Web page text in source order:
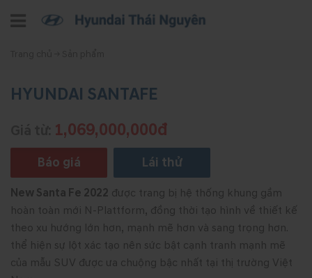
HYUNDAI SANTAFE
1,069,000,000đ
Báo giá Lái thử
New Santa Fe 2022 được trang bị hệ thống khung gầm
hoàn toàn mới N-Plattform, đồng thời tạo hình về thiết kế
theo xu hướng lớn hơn, mạnh mẽ hơn và sang trọng hơn.
thể hiện sự lột xác tạo nên sức bật cạnh tranh mạnh mẽ
của mẫu SUV được ưa chuộng bậc nhất tại thị trường Việt